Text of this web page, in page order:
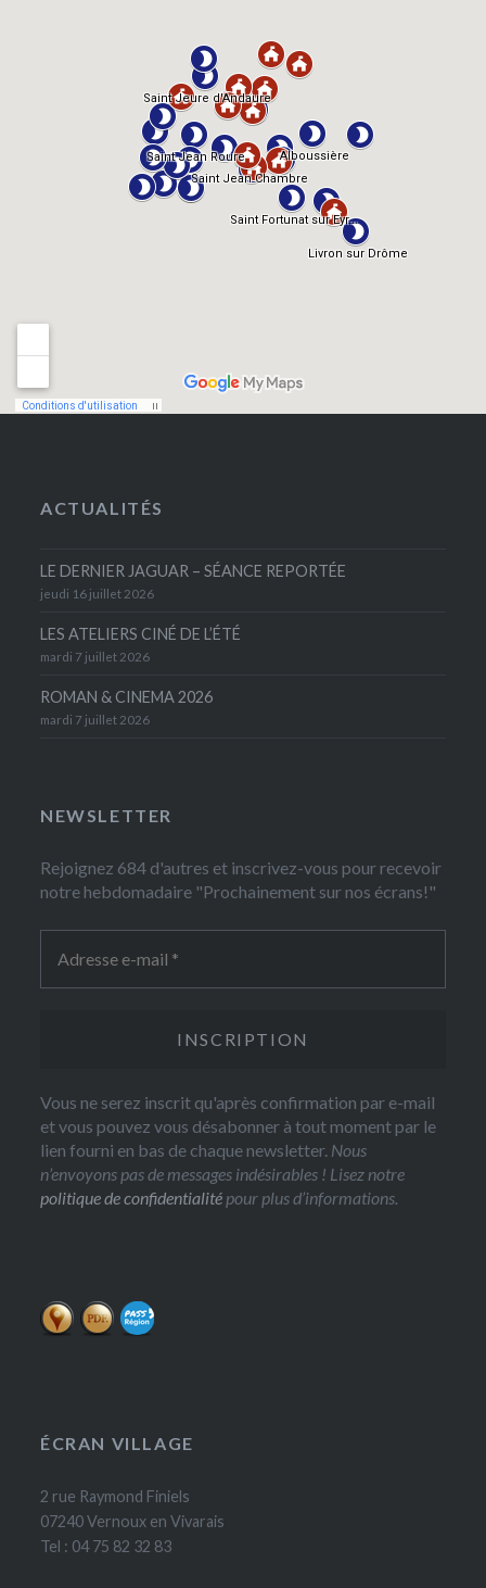
ACTUALITÉS
LE DERNIER JAGUAR – SÉANCE REPORTÉE
jeudi 16 juillet 2026
LES ATELIERS CINÉ DE L’ÉTÉ
mardi 7 juillet 2026
ROMAN & CINEMA 2026
mardi 7 juillet 2026
NEWSLETTER
Rejoignez 684 d'autres et inscrivez-vous pour recevoir
notre hebdomadaire "Prochainement sur nos écrans!"
Vous ne serez inscrit qu'après confirmation par e-mail
et vous pouvez vous désabonner à tout moment par le
lien fourni en bas de chaque newsletter. Nous
n’envoyons pas de messages indésirables ! Lisez notre
politique de confidentialité pour plus d’informations.
ÉCRAN VILLAGE
2 rue Raymond Finiels
07240 Vernoux en Vivarais
Tel : 04 75 82 32 83